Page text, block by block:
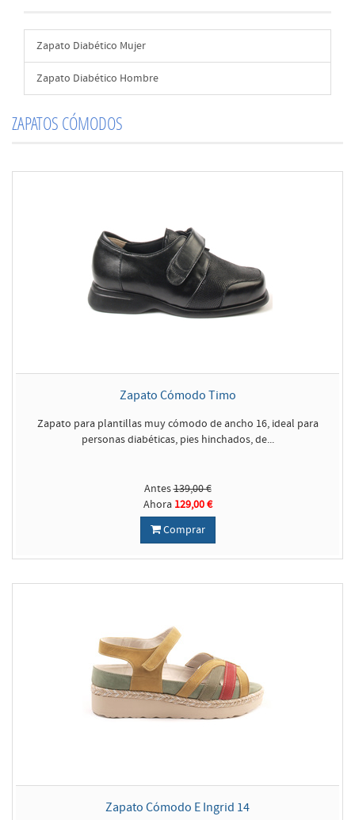
Zapato Diabético Mujer
Zapato Diabético Hombre
ZAPATOS CÓMODOS
Zapato Cómodo Timo
Zapato para plantillas muy cómodo de ancho 16, ideal para
personas diabéticas, pies hinchados, de...
Antes139,00 €
Ahora 129,00 €
Comprar
Zapato Cómodo E Ingrid 14